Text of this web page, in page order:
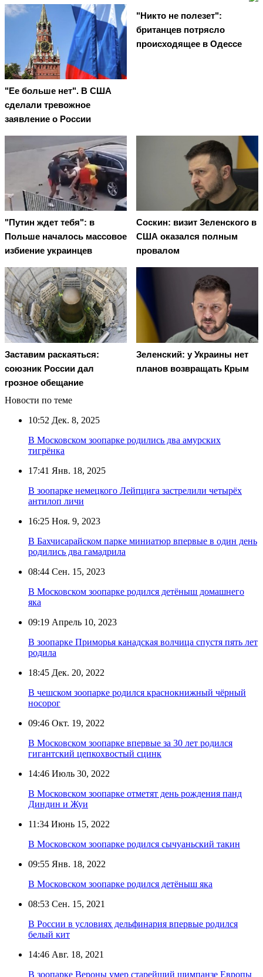
"Ее больше нет". В США
сделали тревожное
заявление о России
"Никто не полезет":
британцев потрясло
происходящее в Одессе
"Путин ждет тебя": в
Польше началось массовое
избиение украинцев
Соскин: визит Зеленского в
США оказался полным
провалом
Заставим раскаяться:
союзник России дал
грозное обещание
Зеленский: у Украины нет
планов возвращать Крым
Новости по теме
10:52 Дек. 8, 2025
В Московском зоопарке родились два амурских
тигрёнка
17:41 Янв. 18, 2025
В зоопарке немецкого Лейпцига застрелили четырёх
антилоп личи
16:25 Ноя. 9, 2023
В Бахчисарайском парке миниатюр впервые в один день
родились два гамадрила
08:44 Сен. 15, 2023
В Московском зоопарке родился детёныш домашнего
яка
09:19 Апрель 10, 2023
В зоопарке Приморья канадская волчица спустя пять лет
родила
18:45 Дек. 20, 2022
В чешском зоопарке родился краснокнижный чёрный
носорог
09:46 Окт. 19, 2022
В Московском зоопарке впервые за 30 лет родился
гигантский цепкохвостый сцинк
14:46 Июль 30, 2022
В Московском зоопарке отметят день рождения панд
Диндин и Жуи
11:34 Июнь 15, 2022
В Московском зоопарке родился сычуаньский такин
09:55 Янв. 18, 2022
В Московском зоопарке родился детёныш яка
08:53 Сен. 15, 2021
В России в условиях дельфинария впервые родился
белый кит
14:46 Авг. 18, 2021
В зоопарке Вероны умер старейший шимпанзе Европы